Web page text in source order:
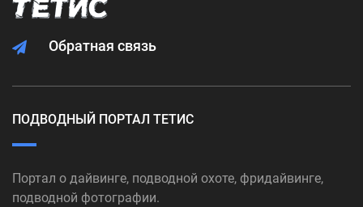
Обратная связь
ПОДВОДНЫЙ ПОРТАЛ ТЕТИС
Портал о дайвинге, подводной охоте, фридайвинге,
подводной фотографии.